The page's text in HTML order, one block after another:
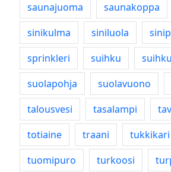
saunajuoma
saunakoppa
sinikulma
siniluola
sprinkleri
suihku
suolapohja
suolavuono
talousvesi
tasalampi
totiaine
traani tukkikari
tuomipuro
turkoosi